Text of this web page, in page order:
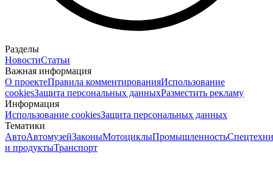
Разделы
НовостиСтатьи
Важная информация
О проектеПравила комментированияИспользование
cookiesЗащита персональных данныхРазместить рекламу
Информация
Использование cookiesЗащита персональных данных
Тематики
АвтоАвтомузейЗаконыМотоциклыПромышленность
и продуктыТранспорт